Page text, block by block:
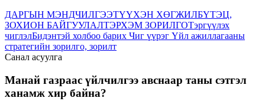
ДАРГЫН МЭНДЧИЛГЭЭТҮҮХЭН ХӨГЖИЛБҮТЭЦ,
ЗОХИОН БАЙГУУЛАЛТЭРХЭМ ЗОРИЛГОТэргүүлэх
чиглэлБидэнтэй холбоо барих Чиг үүрэг Үйл ажиллагааны
стратегийн зорилго, зорилт
Санал асуулга
Манай газраас үйлчилгээ авснаар таны сэтгэл
ханамж хир байна?